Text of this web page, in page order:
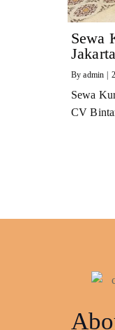
Sewa
Byadmin
Sewa
CV